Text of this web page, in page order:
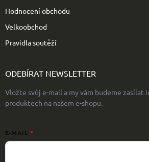
Hodnocení obchodu
Velkoobchod
Pravidla soutěží
ODEBÍRAT NEWSLETTER
Vložte svůj e-mail a my vám budeme zasílat
produktech na našem e-shopu.
E-MAIL